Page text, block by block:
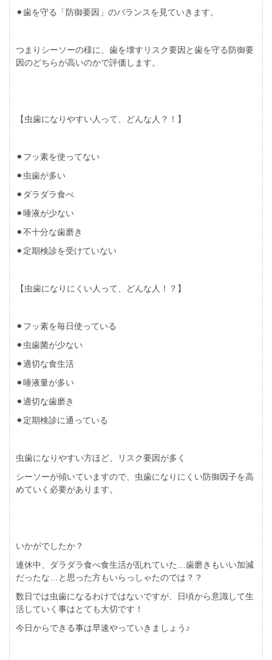
⚫︎歯を守る「防御要因」のバランスを見ていきます。
つまりシーソーの様に、歯を壊すリスク要因と歯を守る防御要
因のどちらが高いのかで評価します。
【虫歯になりやすい人って、どんな人？！】
⚫︎フッ素を使ってない
⚫︎虫歯が多い
⚫︎ダラダラ食べ
⚫︎唾液が少ない
⚫︎不十分な歯磨き
⚫︎定期検診を受けていない
【虫歯になりにくい人って、どんな人！？】
⚫︎フッ素を毎日使っている
⚫︎虫歯菌が少ない
⚫︎適切な食生活
⚫︎唾液量が多い
⚫︎適切な歯磨き
⚫︎定期検診に通っている
虫歯になりやすい方ほど、リスク要因が多く
シーソーが傾いていますので、虫歯になりにくい防御因子を高
めていく必要があります。
いかがでしたか？
連休中、ダラダラ食べ食生活が乱れていた…歯磨きもいい加減
だったな…と思った方もいらっしゃたのでは？？
数日では虫歯になるわけではないですが、日頃から意識して生
活していく事はとても大切です！
今日からできる事は早速やっていきましょう♪